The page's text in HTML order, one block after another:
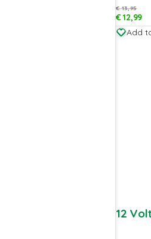
€13,95
€12,99
Add
12